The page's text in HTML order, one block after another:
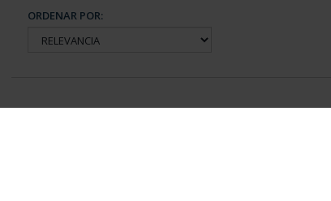
ORDENAR POR: